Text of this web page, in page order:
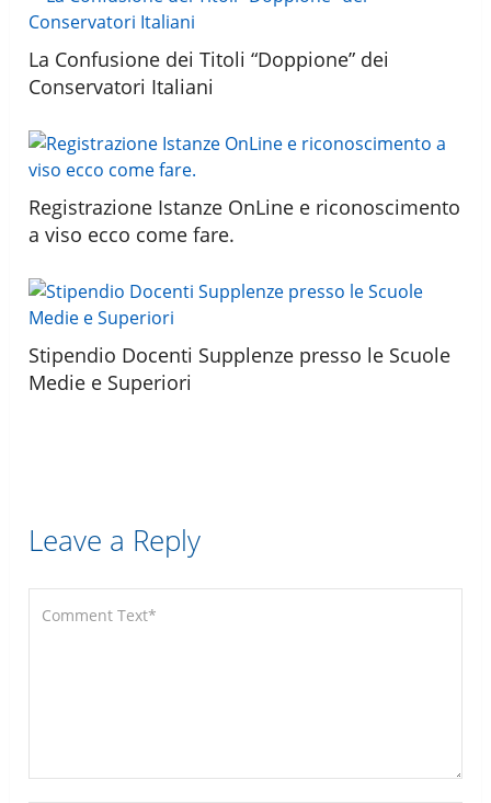
La Confusione dei Titoli “Doppione” dei
Conservatori Italiani
Registrazione Istanze OnLine e riconoscimento
a viso ecco come fare.
Stipendio Docenti Supplenze presso le Scuole
Medie e Superiori
Leave a Reply